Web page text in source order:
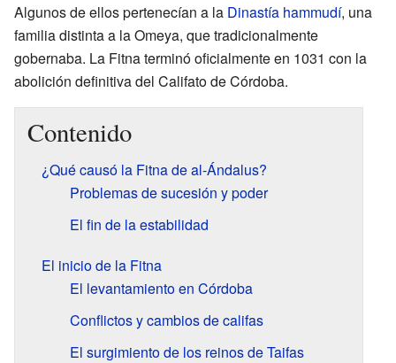
Algunos de ellos pertenecían a la Dinastía hammudí, una
familia distinta a la Omeya, que tradicionalmente
gobernaba. La Fitna terminó oficialmente en 1031 con la
abolición definitiva del Califato de Córdoba.
Contenido
¿Qué causó la Fitna de al-Ándalus?
Problemas de sucesión y poder
El fin de la estabilidad
El inicio de la Fitna
El levantamiento en Córdoba
Conflictos y cambios de califas
El surgimiento de los reinos de Taifas